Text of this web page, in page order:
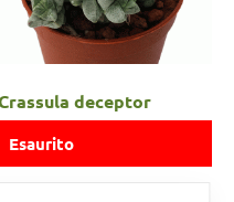
deceptor
Esaurito